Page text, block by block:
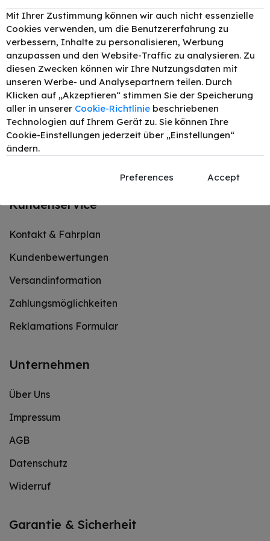
Lerchenfelder Str. 78-80 1080 Wien
Mo – Do: 09:30 – 18:00 Uhr
Fr: 09:30 - 12:30 & 14:00 - 18:00
Sa: 09:30 – 14:30 Uhr
+43 1 402 46 08
office@tonerexpert.at
Kundenservice
Kontakt & Fahrplan
Kundenbewertungen
Versandinformation
Zahlungsmöglichkeiten
Reklamations Formular
Unternehmen
Über Uns
Impressum
AGB
Datenschutz
Widerruf
Garantie & Sicherheit
Mit Ihrer Zustimmung können wir auch nicht essenzielle
Cookies verwenden, um die Benutzererfahrung zu
verbessern, Inhalte zu personalisieren, Werbung
anzupassen und den Website-Traffic zu analysieren. Zu
diesen Zwecken können wir Ihre Nutzungsdaten mit
unseren Werbe- und Analysepartnern teilen. Durch
Klicken auf „Akzeptieren“ stimmen Sie der Speicherung
aller in unserer Cookie-Richtlinie beschriebenen
Technologien auf Ihrem Gerät zu. Sie können Ihre
Cookie-Einstellungen jederzeit über „Einstellungen“
ändern.
Preferences Accept